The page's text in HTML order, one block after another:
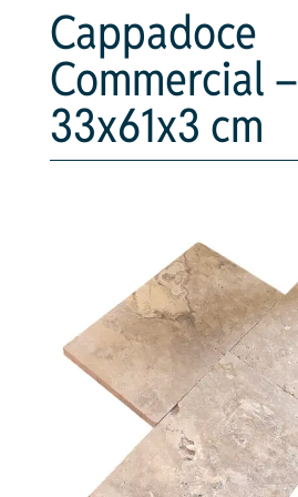
Cappadoce
Commercial –
33x61x3 cm